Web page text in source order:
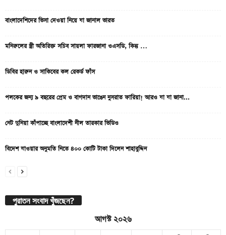
বাংলাদেশিদের ভিসা দেওয়া নিয়ে যা জানাল ভারত
মনিরুলের স্ত্রী অতিরিক্ত সচিব সায়লা ফারজানা ওএসডি, কিন্তু …
ডিবির হারুন ও সাকিবের কল রেকর্ড ফাঁস
পলকের জন্য ৯ বছরের প্রেম ও বাগদান ভাঙেন নুসরাত ফারিয়া! আরও যা যা জানা...
নেট দুনিয়া কাঁপাচ্ছে বাংলাদেশী নীল তারকার ভিডিও
বিদেশ যাওয়ার অনুমতি নিতে ৪০০ কোটি টাকা দিলেন শাহাবুদ্দিন
পুরাতন সংবাদ খুঁজছেন?
আগস্ট ২০২৬